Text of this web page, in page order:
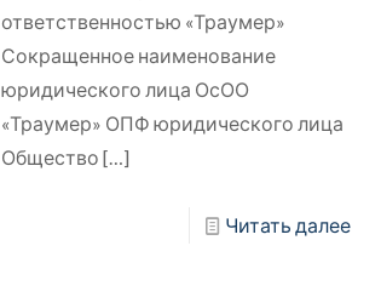
ответственностью «Траумер»
Сокращенное наименование
юридического лица ОсОО
«Траумер» ОПФ юридического лица
Общество […]
Читать далее